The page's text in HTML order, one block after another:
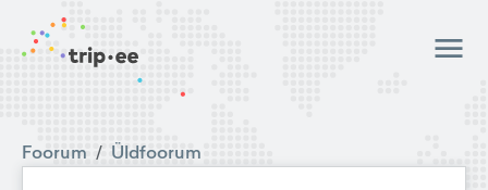
Foorum / Üldfoorum